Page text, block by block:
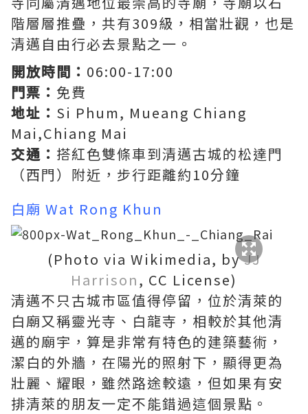
階層層推疊，共有309級，相當壯觀，也是
清邁自由行必去景點之一。
開放時間： 06:00-17:00
門票： 免費
地址： Si Phum, Mueang Chiang
Mai,Chiang Mai
交通： 搭紅色雙條車到清邁古城的松達門
（西門）附近，步行距離約10分鐘
白廟 Wat Rong Khun
(Photo via Wikimedia, byJJ
Harrison, CC License)
清邁不只古城市區值得停留，位於清萊的
白廟又稱靈光寺、白龍寺，相較於其他清
邁的廟宇，算是非常有特色的建築藝術，
潔白的外牆，在陽光的照射下，顯得更為
壯麗、耀眼，雖然路途較遠，但如果有安
排清萊的朋友一定不能錯過這個景點。